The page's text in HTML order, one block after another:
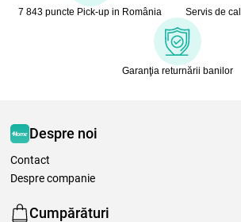
7 843 puncte Pick-up in România Servis de
Garanţia returnării banilor
Despre noi
Contact
Despre companie
Cumpărături